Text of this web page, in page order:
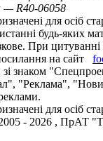
— R40-06058
для осіб
будь-яких
При цитуванні
на сайт
зі знаком
"Реклама",
для осіб
- 2026 , ПрАТ